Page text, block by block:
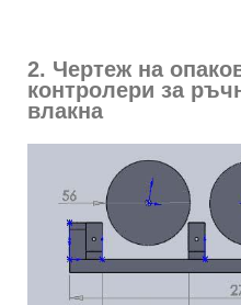
2. Чертеж на
контролери за
влакна